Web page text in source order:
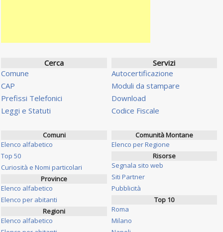
Cerca
Comune
CAP
Prefissi Telefonici
Leggi e Statuti
Servizi
Autocertificazione
Moduli da stampare
Download
Codice Fiscale
Comuni
Elenco alfabetico
Top 50
Curiosità e Nomi particolari
Province
Elenco alfabetico
Elenco per abitanti
Regioni
Elenco alfabetico
Comunità Montane
Elenco per Regione
Risorse
Segnala sito web
Siti Partner
Pubblicità
Top 10
Roma
Milano